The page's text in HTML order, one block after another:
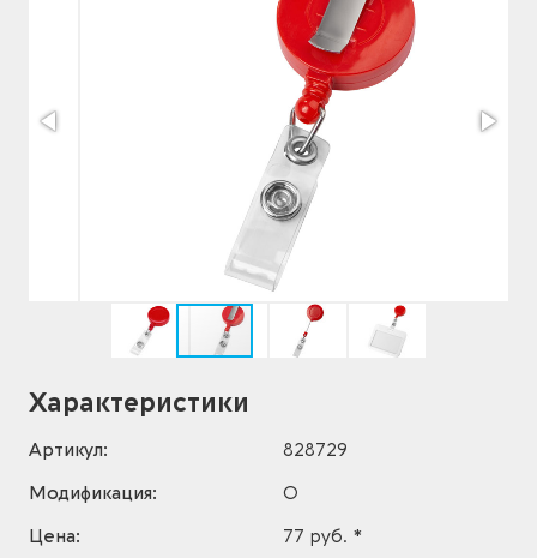
Характеристики
Артикул:
828729
Модификация:
O
Цена:
77 руб. *